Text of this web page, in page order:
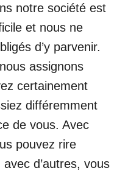
notre société est
et nous ne
d’y parvenir.
assignons
certainement
différemment
de vous. Avec
pouvez rire
d’autres, vous